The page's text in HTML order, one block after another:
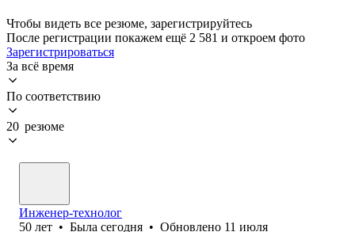
Чтобы видеть все резюме, зарегистрируйтесь
После регистрации покажем ещё 2 581 и откроем фото
Зарегистрироваться
За всё время
По соответствию
20 резюме
Инженер-технолог
50 лет • Была сегодня • Обновлено 11 июля